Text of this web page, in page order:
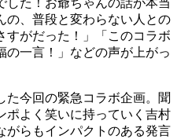
した！お爺ちゃんの話が本当
の、普段と変わらない人との
すがだった！」「このコラボ
の一言！」などの声が上がっ
た今回の緊急コラボ企画。聞
ポよく笑いに持っていく吉村
がらもインパクトのある発言